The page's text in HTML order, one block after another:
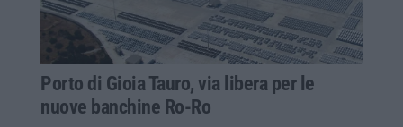
Porto di Gioia Tauro, via libera per le
nuove banchine Ro-Ro